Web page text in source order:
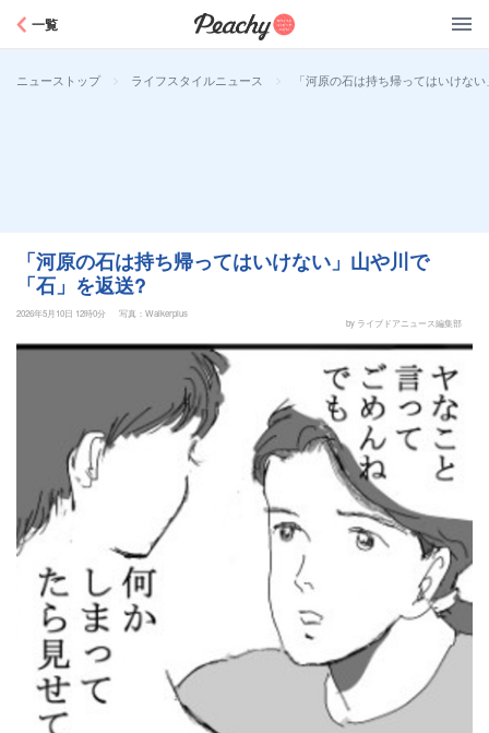
一覧
ニューストップ > ライフスタイルニュース > 「河原の石は持ち帰ってはいけな
「河原の石は持ち帰ってはいけない」山や川で
「石」を返送?
2026年5月10日 12時0分
写真：Walkerplus
by ライブドアニュース編集部